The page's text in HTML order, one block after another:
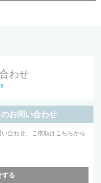
わせ
お問い合わせ
合わせ、ご依頼はこちらから
する